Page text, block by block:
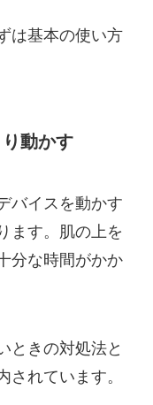
は基本の使い方
動かす
バイスを動かす
ます。肌の上を
分な時間がかか
ときの対処法と
されています。